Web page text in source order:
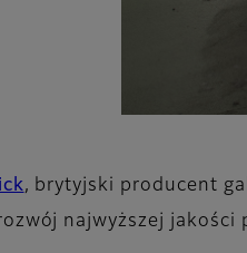
, brytyjski producent
najwyższej